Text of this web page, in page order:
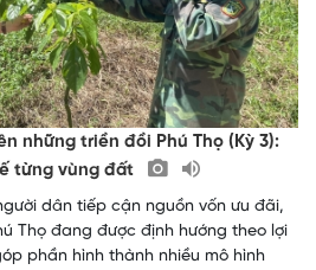
những triền đồi Phú Thọ (Kỳ 3):
từng vùng đất
dân tiếp cận nguồn vốn ưu đãi,
Thọ đang được định hướng theo lợi
phần hình thành nhiều mô hình